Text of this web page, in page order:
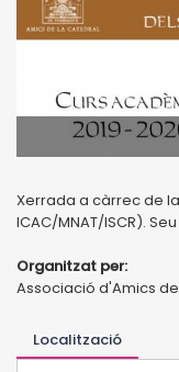
Xerrada a càrrec de
ICAC/MNAT/ISCR).
Organitzat per:
Associació d'Amics
Localització